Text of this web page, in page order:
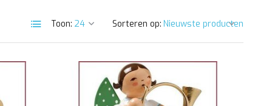
Toon: Sorteren op: